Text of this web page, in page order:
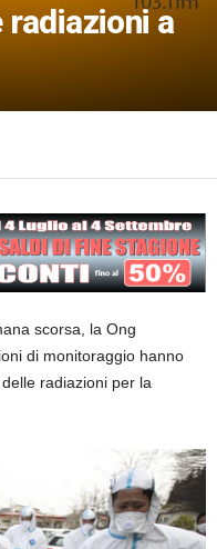
a
scorsa, la Ong
di monitoraggio hanno
radiazioni per la